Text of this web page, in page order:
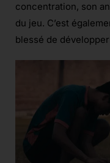
concentration, son
du jeu. C’est
blessé de